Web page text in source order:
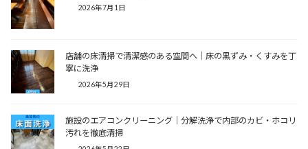
2026年7月1日
店舗の床清掃で清潔感のある空間へ｜床の黒ずみ・くすみを丁
寧に洗浄
2026年5月29日
施設のエアコンクリーニング｜分解洗浄で内部のカビ・ホコリ
汚れを徹底清掃